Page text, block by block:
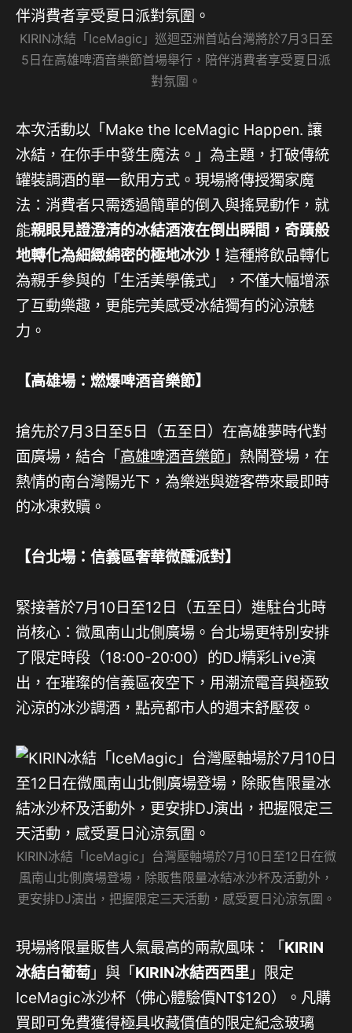
KIRIN冰結「IceMagic」巡迴亞洲首站台灣將於7月3日至
5日在高雄啤酒音樂節首場舉行，陪伴消費者享受夏日派
對氛圍。
本次活動以「Make the IceMagic Happen. 讓
冰結，在你手中發生魔法。」為主題，打破傳統
罐裝調酒的單一飲用方式。現場將傳授獨家魔
法：消費者只需透過簡單的倒入與搖晃動作，就
能親眼見證澄清的冰結酒液在倒出瞬間，奇蹟般
地轉化為細緻綿密的極地冰沙！ 這種將飲品轉化
為親手參與的「生活美學儀式」，不僅大幅增添
了互動樂趣，更能完美感受冰結獨有的沁涼魅
力。
【高雄場：燃爆啤酒音樂節】
搶先於7月3日至5日（五至日）在高雄夢時代對
面廣場，結合「高雄啤酒音樂節 」熱鬧登場，在
熱情的南台灣陽光下，為樂迷與遊客帶來最即時
的冰凍救贖。
【台北場：信義區奢華微醺派對】
緊接著於7月10日至12日（五至日）進駐台北時
尚核心：微風南山北側廣場。台北場更特別安排
了限定時段（18:00-20:00）的DJ精彩Live演
出，在璀璨的信義區夜空下，用潮流電音與極致
沁涼的冰沙調酒，點亮都市人的週末舒壓夜。
KIRIN冰結「IceMagic」台灣壓軸場於7月10日至12日在微
風南山北側廣場登場，除販售限量冰結冰沙杯及活動外，
更安排DJ演出，把握限定三天活動，感受夏日沁涼氛圍。
現場將限量販售人氣最高的兩款風味：「KIRIN
冰結白葡萄 」與「KIRIN冰結西西里 」限定
IceMagic冰沙杯（佛心體驗價NT$120）。凡購
買即可免費獲得極具收藏價值的限定紀念玻璃